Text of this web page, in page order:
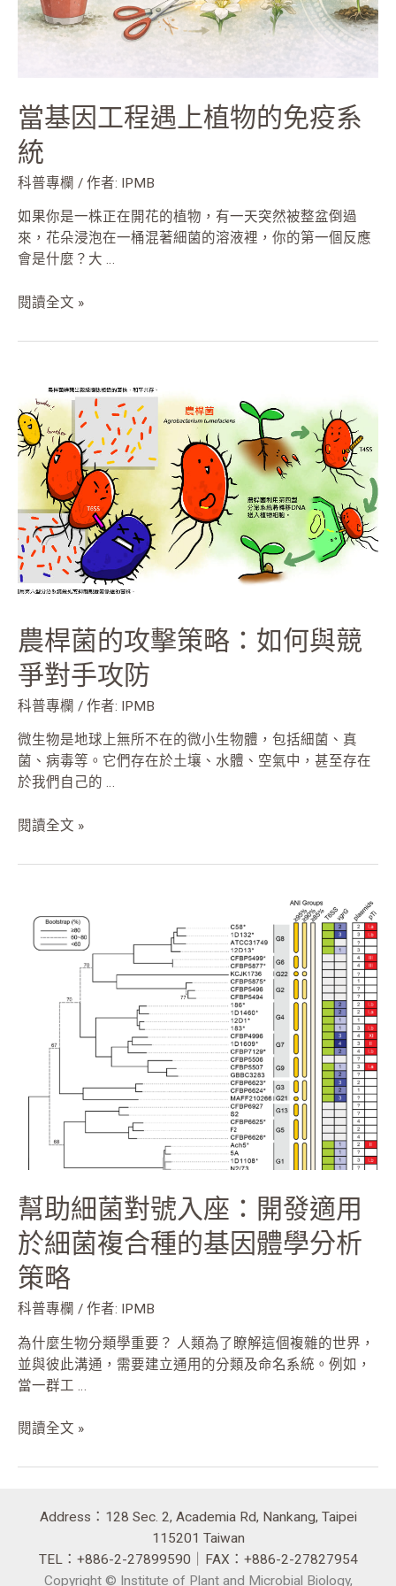
當基因工程遇上植物的免疫系
統
科普專欄 / 作者: IPMB
如果你是一株正在開花的植物，有一天突然被整盆倒過
來，花朵浸泡在一桶混著細菌的溶液裡，你的第一個反應
會是什麼？大 …
的
免
閱讀全文 »
農桿菌的攻擊策略：如何與競
爭對手攻防
科普專欄 / 作者: IPMB
微生物是地球上無所不在的微小生物體，包括細菌、真
菌、病毒等。它們存在於土壤、水體、空氣中，甚至存在
於我們自己的 …
桿
菌
的
策
略：
如
何
與
爭
對
手
攻
閱讀全文 »
幫助細菌對號入座：開發適用
於細菌複合種的基因體學分析
策略
科普專欄 / 作者: IPMB
為什麼生物分類學重要？ 人類為了瞭解這個複雜的世界，
並與彼此溝通，需要建立通用的分類及命名系統。例如，
當一群工 …
發
菌
複
合
種
的
基
因
體
學
分
析
策
閱讀全文 »
Address：128 Sec. 2, Academia Rd, Nankang, Taipei
115201 Taiwan
TEL：+886-2-27899590｜FAX：+886-2-27827954
Copyright © Institute of Plant and Microbial Biology,